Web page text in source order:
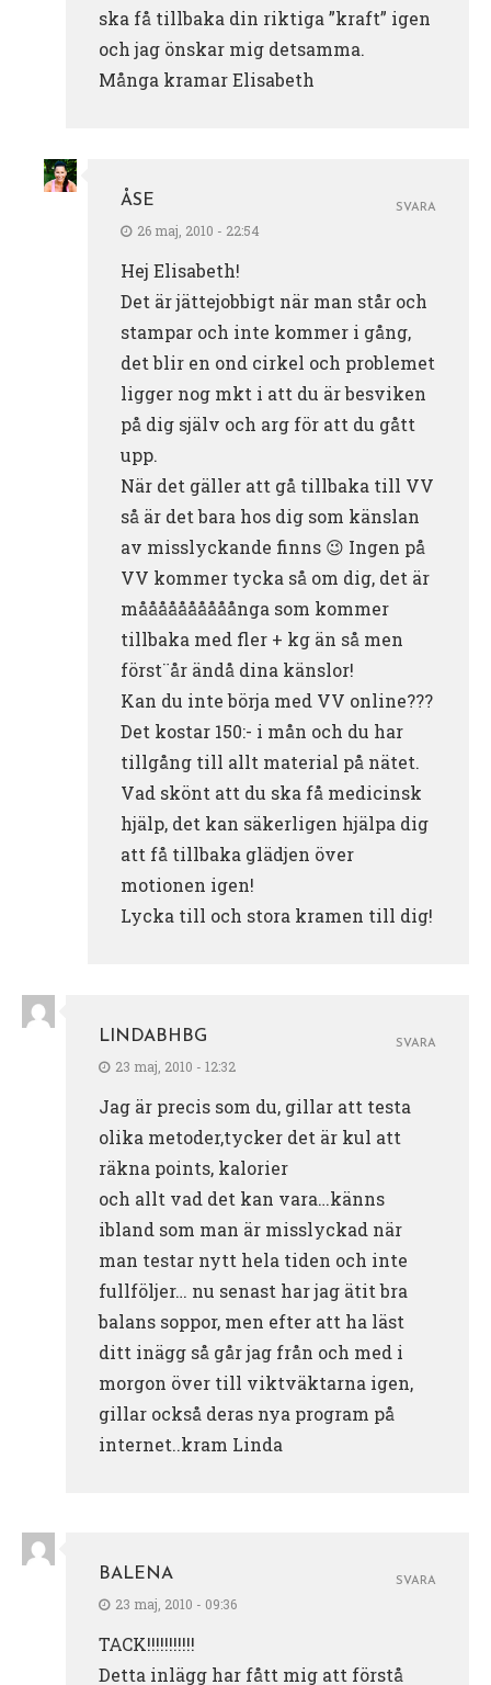
ska få tillbaka din riktiga ”kraft” igen
och jag önskar mig detsamma.
Många kramar Elisabeth
ÅSE
26 maj, 2010 - 22:54
Hej Elisabeth!
Det är jättejobbigt när man står och
stampar och inte kommer i gång,
det blir en ond cirkel och problemet
ligger nog mkt i att du är besviken
på dig själv och arg för att du gått
upp.
När det gäller att gå tillbaka till VV
så är det bara hos dig som känslan
av misslyckande finns 😉 Ingen på
VV kommer tycka så om dig, det är
måååååååååånga som kommer
tillbaka med fler + kg än så men
först¨år ändå dina känslor!
Kan du inte börja med VV online???
Det kostar 150:- i mån och du har
tillgång till allt material på nätet.
Vad skönt att du ska få medicinsk
hjälp, det kan säkerligen hjälpa dig
att få tillbaka glädjen över
motionen igen!
Lycka till och stora kramen till dig!
SVARA
LINDABHBG
23 maj, 2010 - 12:32
Jag är precis som du, gillar att testa
olika metoder,tycker det är kul att
räkna points, kalorier
och allt vad det kan vara…känns
ibland som man är misslyckad när
man testar nytt hela tiden och inte
fullföljer… nu senast har jag ätit bra
balans soppor, men efter att ha läst
ditt inägg så går jag från och med i
morgon över till viktväktarna igen,
gillar också deras nya program på
internet..kram Linda
SVARA
BALENA
23 maj, 2010 - 09:36
TACK!!!!!!!!!!!
Detta inlägg har fått mig att förstå
SVARA